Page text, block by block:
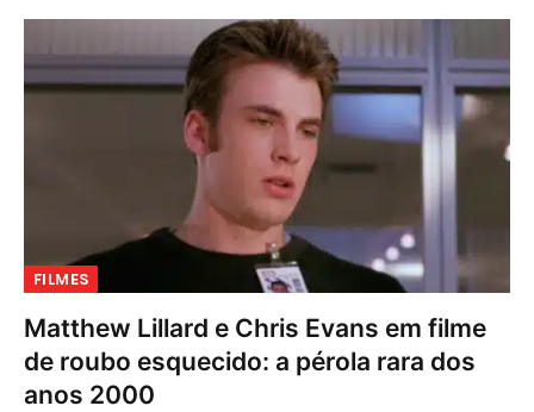
FILMES
Matthew Lillard e Chris Evans em filme
de roubo esquecido: a pérola rara dos
anos 2000